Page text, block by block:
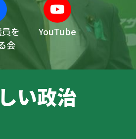
を
会
YouTube
い政治